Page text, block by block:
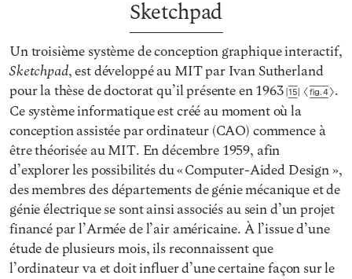
Sketchpad
Un troisième système de conception graphique interactif,
Sketchpad, est développé au MIT par Ivan Sutherland
pour la thèse de doctorat qu’il présente en 1963 15 Fig. 4
.
Ce système informatique est créé au moment où la
conception assistée par ordinateur (CAO) commence à
être théorisée au MIT. En décembre 1959, afin
d’explorer les possibilités du « Computer-Aided Design »,
des membres des départements de génie mécanique et de
génie électrique se sont ainsi associés au sein d’un projet
financé par l’Armée de l’air américaine. À l’issue d’une
étude de plusieurs mois, ils reconnaissent que
l’ordinateur va et doit influer d’une certaine façon sur le